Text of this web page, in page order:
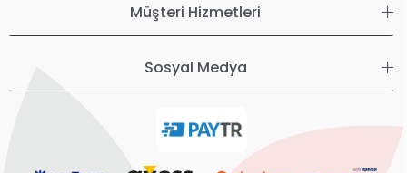
Müşteri Hizmetleri
Sosyal Medya